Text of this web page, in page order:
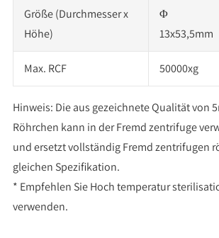
Größe (Durchmesser x
Höhe)
Φ
13x53,5mm
Max. RCF 50000xg
Hinweis: Die aus gezeichnete Qualität von
Röhrchen kann in der Fremd zentrifuge
und ersetzt vollständig Fremd zentrifugen
gleichen Spezifikation.
* Empfehlen Sie Hoch temperatur
verwenden.